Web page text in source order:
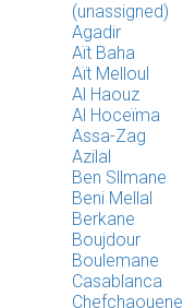
(unassigned)
Agadir
Aït Baha
Aït Melloul
Al Haouz
Al Hoceïma
Assa-Zag
Azilal
Ben Sllmane
Beni Mellal
Berkane
Boujdour
Boulemane
Casablanca
Chefchaouene